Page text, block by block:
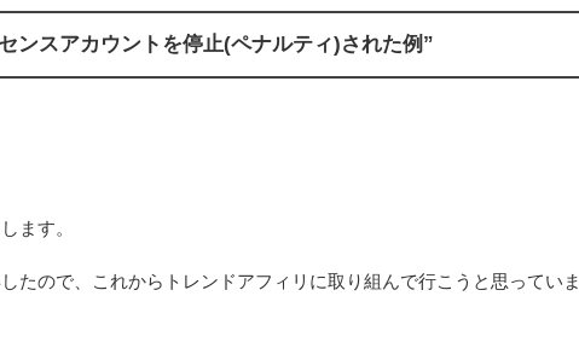
ンスアカウントを停止(ペナルティ)された例”
ます。
たので、これからトレンドアフィリに取り組んで行こうと思っていま